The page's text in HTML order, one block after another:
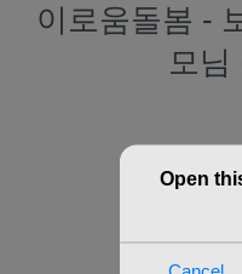
이로움돌봄 -
모님